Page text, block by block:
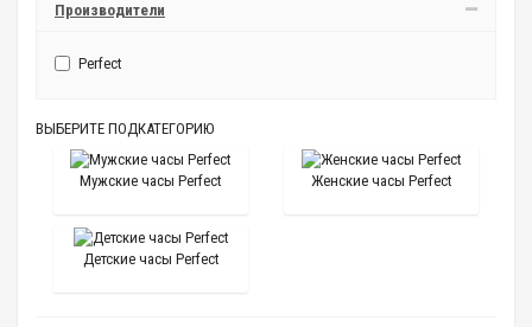
Производители
Perfect
ВЫБЕРИТЕ ПОДКАТЕГОРИЮ
Мужские часы Perfect Женские часы Perfect
Детские часы Perfect